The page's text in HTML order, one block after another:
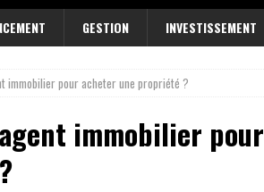
GESTION INVESTISSEMENT
immobilier pour acheter une propriété ?
immobilier pour